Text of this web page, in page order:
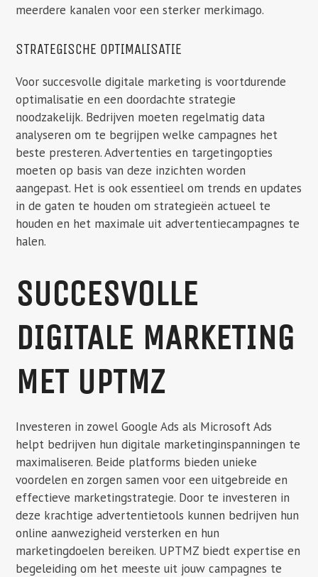
meerdere kanalen voor een sterker merkimago.
STRATEGISCHE OPTIMALISATIE
Voor succesvolle digitale marketing is voortdurende
optimalisatie en een doordachte strategie
noodzakelijk. Bedrijven moeten regelmatig data
analyseren om te begrijpen welke campagnes het
beste presteren. Advertenties en targetingopties
moeten op basis van deze inzichten worden
aangepast. Het is ook essentieel om trends en updates
in de gaten te houden om strategieën actueel te
houden en het maximale uit advertentiecampagnes te
halen.
SUCCESVOLLE
DIGITALE MARKETING
MET UPTMZ
Investeren in zowel Google Ads als Microsoft Ads
helpt bedrijven hun digitale marketinginspanningen te
maximaliseren. Beide platforms bieden unieke
voordelen en zorgen samen voor een uitgebreide en
effectieve marketingstrategie. Door te investeren in
deze krachtige advertentietools kunnen bedrijven hun
online aanwezigheid versterken en hun
marketingdoelen bereiken. UPTMZ biedt expertise en
begeleiding om het meeste uit jouw campagnes te